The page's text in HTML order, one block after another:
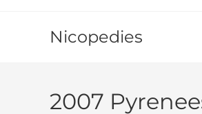
Nicopedies
2007